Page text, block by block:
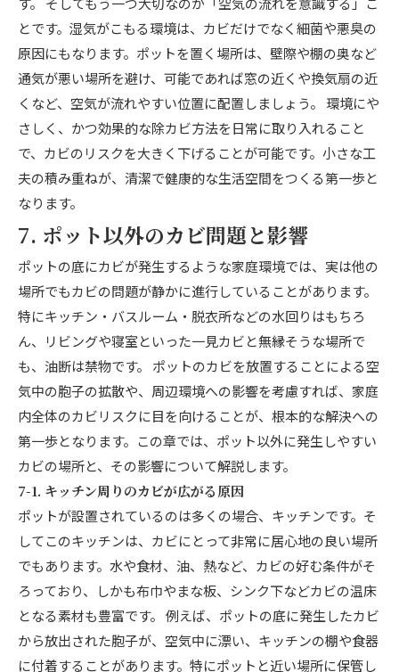
とです。湿気がこもる環境は、カビだけでなく細菌や悪臭の
原因にもなります。ポットを置く場所は、壁際や棚の奥など
通気が悪い場所を避け、可能であれば窓の近くや換気扇の近
くなど、空気が流れやすい位置に配置しましょう。 環境にや
さしく、かつ効果的な除カビ方法を日常に取り入れること
で、カビのリスクを大きく下げることが可能です。小さな工
夫の積み重ねが、清潔で健康的な生活空間をつくる第一歩と
なります。
7. ポット以外のカビ問題と影響
ポットの底にカビが発生するような家庭環境では、実は他の
場所でもカビの問題が静かに進行していることがあります。
特にキッチン・バスルーム・脱衣所などの水回りはもちろ
ん、リビングや寝室といった一見カビと無縁そうな場所で
も、油断は禁物です。 ポットのカビを放置することによる空
気中の胞子の拡散や、周辺環境への影響を考慮すれば、家庭
内全体のカビリスクに目を向けることが、根本的な解決への
第一歩となります。この章では、ポット以外に発生しやすい
カビの場所と、その影響について解説します。
7-1. キッチン周りのカビが広がる原因
ポットが設置されているのは多くの場合、キッチンです。そ
してこのキッチンは、カビにとって非常に居心地の良い場所
でもあります。水や食材、油、熱など、カビの好む条件がそ
ろっており、しかも布巾やまな板、シンク下などカビの温床
となる素材も豊富です。 例えば、ポットの底に発生したカビ
から放出された胞子が、空気中に漂い、キッチンの棚や食器
に付着することがあります。特にポットと近い場所に保管し